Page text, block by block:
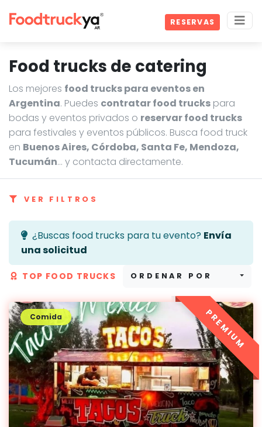
RESERVAS
Food trucks de catering
Los mejores food trucks para eventos en
Argentina. Puedes contratar food trucks para
bodas y eventos privados o reservar food trucks
para festivales y eventos públicos. Busca food truck
en Buenos Aires, Córdoba, Santa Fe, Mendoza,
Tucumán… y contacta directamente.
VER FILTROS
¿Buscas food trucks para tu evento? Envía
una solicitud
TOP FOOD TRUCKS ORDENAR POR
Comida PREMIUM